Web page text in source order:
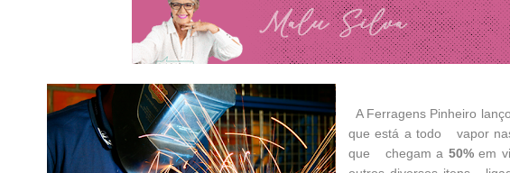
A Ferragens Pinheiro
que está a todo vapor
que chegam a 50%em